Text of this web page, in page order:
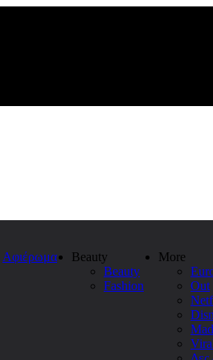
Αφιέρωμα
Beauty
Beauty
Fashion
More
Out